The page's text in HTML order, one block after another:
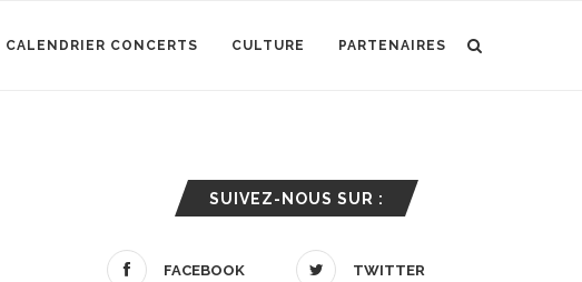
CALENDRIER CONCERTS CULTURE PARTENAIRES
SUIVEZ-NOUS SUR :
FACEBOOK TWITTER